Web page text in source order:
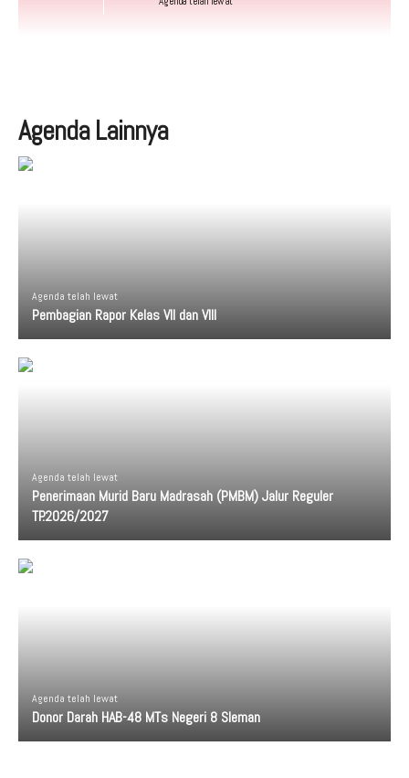
Agenda Lainnya
Agenda telah lewat
Pembagian Rapor Kelas VII dan VIII
Agenda telah lewat
Penerimaan Murid Baru Madrasah (PMBM) Jalur Reguler
TP.2026/2027
Agenda telah lewat
Donor Darah HAB-48 MTs Negeri 8 Sleman